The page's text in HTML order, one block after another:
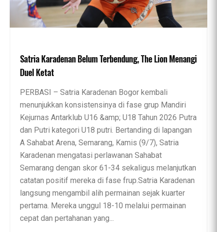
Satria Karadenan Belum Terbendung, The Lion Menangi
Duel Ketat
PERBASI – Satria Karadenan Bogor kembali
menunjukkan konsistensinya di fase grup Mandiri
Kejurnas Antarklub U16 &amp; U18 Tahun 2026 Putra
dan Putri kategori U18 putri. Bertanding di lapangan
A Sahabat Arena, Semarang, Kamis (9/7), Satria
Karadenan mengatasi perlawanan Sahabat
Semarang dengan skor 61-34 sekaligus melanjutkan
catatan positif mereka di fase frup.Satria Karadenan
langsung mengambil alih permainan sejak kuarter
pertama. Mereka unggul 18-10 melalui permainan
cepat dan pertahanan yang...